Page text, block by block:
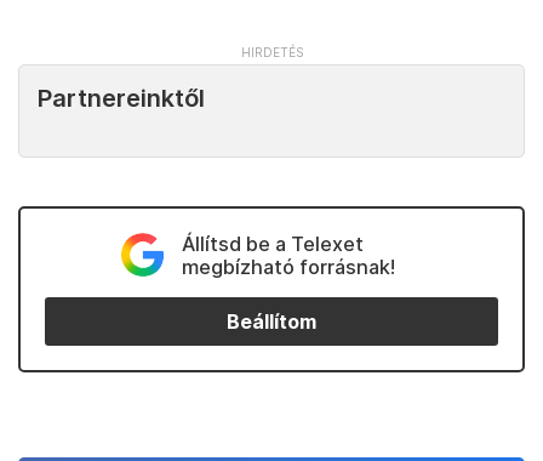
Partnereinktől
Állítsd be a Telexet
megbízható forrásnak!
Beállítom